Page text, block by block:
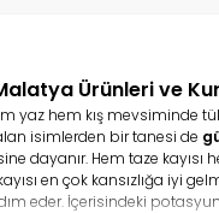
Ürünleri ve
yaz hem kış mevsiminde
isimlerden bir tanesi de
dayanır. Hem taze
en çok kansızlığa iyi
eder. İçerisindeki